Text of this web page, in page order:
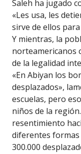
Saleh ha jugado
«Les usa, les
sirve de ellos
Y mientras, la
norteamericanos
de la legalidad
«En Abiyan los
desplazados»,
escuelas, pero
niños de la
resentimiento
diferentes formas
300.000